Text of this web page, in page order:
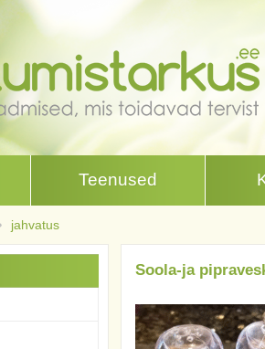
Teenused
jahvatus
Soola-ja